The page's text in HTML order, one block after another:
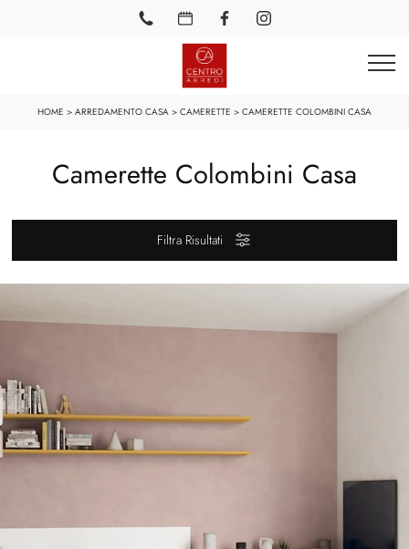
HOME > ARREDAMENTO CASA > CAMERETTE > CAMERETTE COLOMBINI CASA
Camerette Colombini Casa
Filtra Risultati